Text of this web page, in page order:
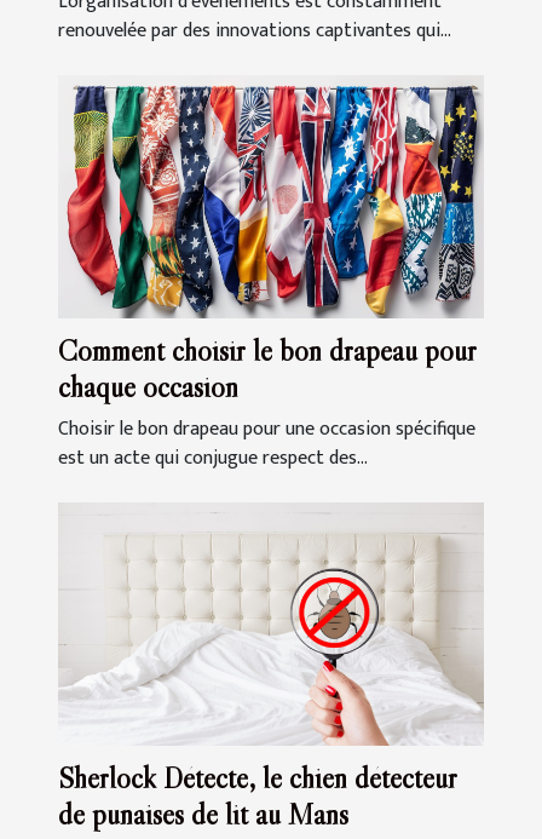
renouvelée par des innovations captivantes qui...
Comment choisir le bon drapeau pour
chaque occasion
Choisir le bon drapeau pour une occasion spécifique
est un acte qui conjugue respect des...
Sherlock Détecte, le chien détecteur
de punaises de lit au Mans